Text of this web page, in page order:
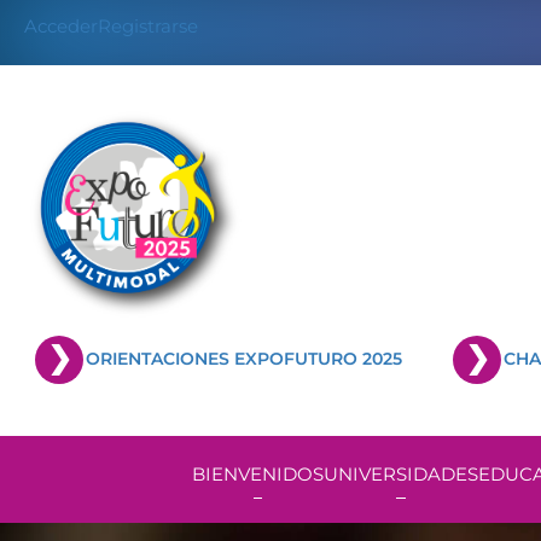
content
AccederRegistrarse
ORIENTACIONES EXPOFUTURO 2025
BIENVENIDOSUNIVERSIDADES